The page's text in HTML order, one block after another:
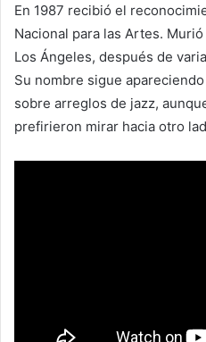
En 1987 recibió el
Nacional para las Artes.
Los Ángeles, después de
Su nombre sigue
sobre arreglos de jazz,
prefirieron mirar hacia otro